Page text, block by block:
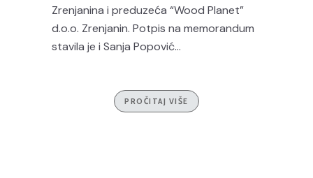
Zrenjanina i preduzeća “Wood Planet”
d.o.o. Zrenjanin. Potpis na memorandum
stavila je i Sanja Popović...
PROČITAJ VIŠE